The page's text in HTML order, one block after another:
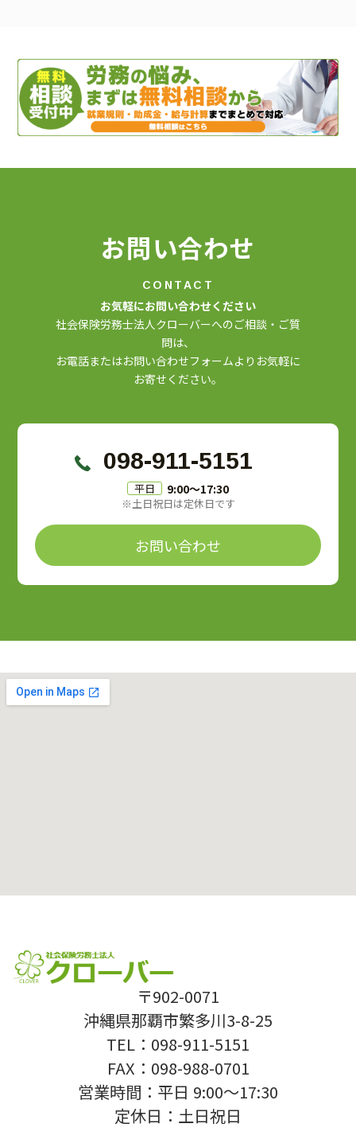
お問い合わせ
CONTACT
お気軽にお問い合わせください
社会保険労務士法人クローバーへのご相談・ご質
問は、
お電話またはお問い合わせフォームよりお気軽に
お寄せください。
098-911-5151
平日 9:00〜17:30
※土日祝日は定休日です
お問い合わせ
〒902-0071
沖縄県那覇市繁多川3-8-25
TEL：098-911-5151
FAX：098-988-0701
営業時間：平日 9:00〜17:30
定休日：土日祝日